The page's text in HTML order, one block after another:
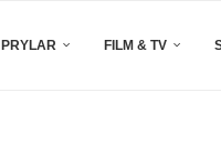
PRYLAR FILM & TV